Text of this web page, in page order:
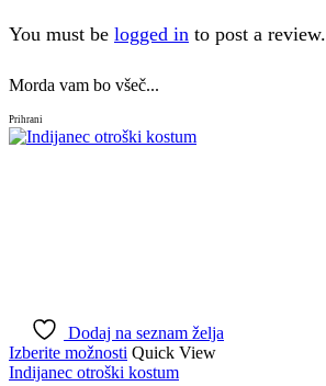
You must be logged in to post a review.
Morda vam bo všeč...
Prihrani
Dodaj na seznam želja
Izberite možnosti Quick View
Indijanec otroški kostum